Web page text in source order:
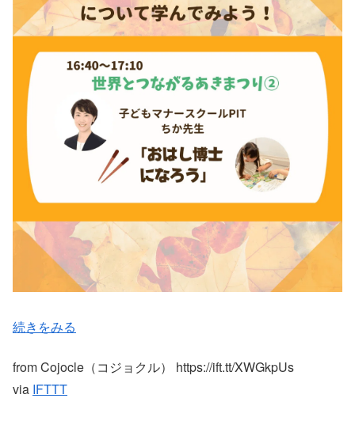
続きをみる
from Cojocle（コジョクル） https://ift.tt/XWGkpUs
via IFTTT